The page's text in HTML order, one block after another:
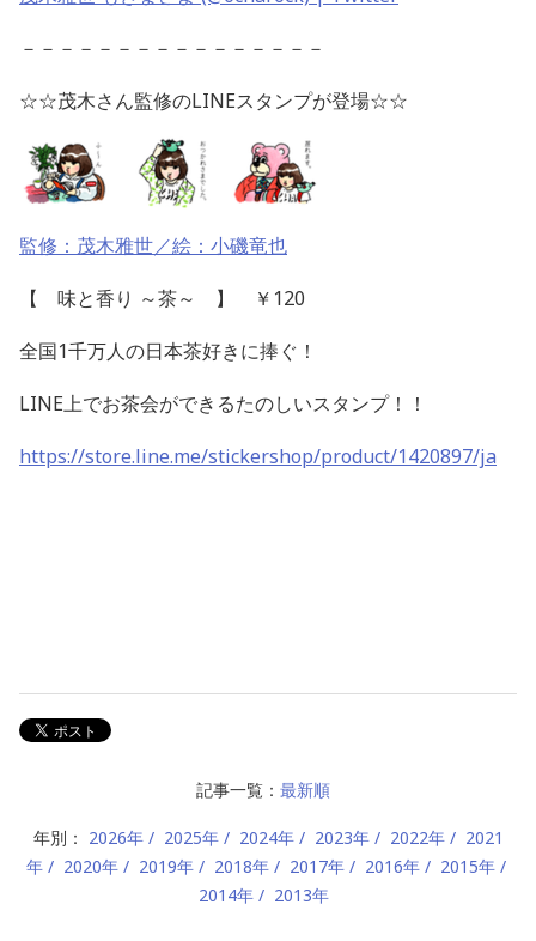
－－－－－－－－－－－－－－－－
☆☆茂木さん監修のLINEスタンプが登場☆☆
監修：茂木雅世／絵：小磯竜也
【 味と香り ～茶～ 】 ￥120
全国1千万人の日本茶好きに捧ぐ！
LINE上でお茶会ができるたのしいスタンプ！！
https://store.line.me/stickershop/product/1420897/ja
記事一覧： 最新順
年別： 2026年 2025年 2024年 2023年 2022年
2021
年
2020年 2019年 2018年 2017年 2016年
2015年
2014年
2013年